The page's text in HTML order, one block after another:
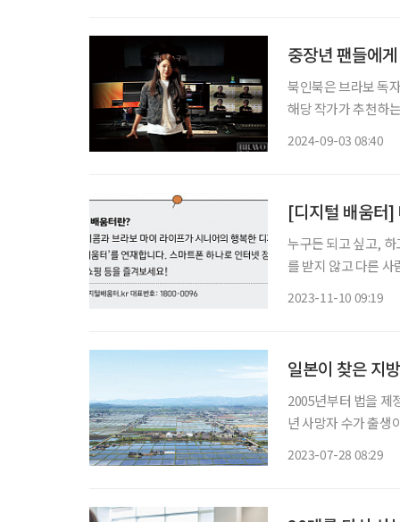
중장년 팬들에
북인북은 브라보 독
해당 작가가 추천하
2024-09-03 08:40
[디지털 배움터]
누구든 되고 싶고,
를 받지 않고 다른
2023-11-10 09:19
일본이 찾은 지
2005년부터 법을 제
년 사망자 수가 출생
2023-07-28 08:29